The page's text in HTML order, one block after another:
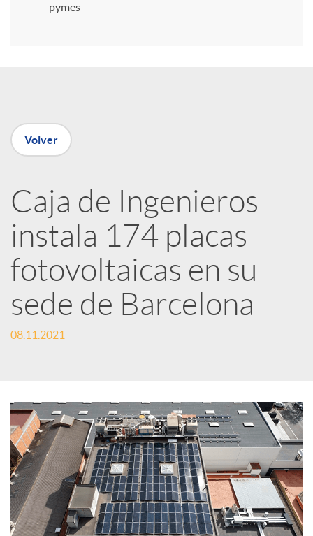
n
R
e
d
e
S
o
c
pymes
Volver
Caja de Ingenieros
instala 174 placas
fotovoltaicas en su
sede de Barcelona
08.11.2021